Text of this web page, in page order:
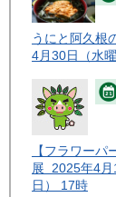
うにと阿久根
4月30日（水曜
【フラワー
展 2025年4月
日） 17時